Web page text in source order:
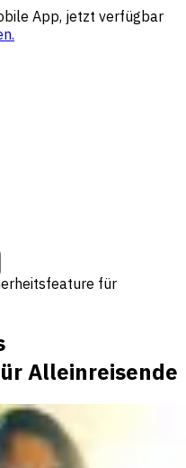
App, jetzt verfügbar
für
Alleinreisende